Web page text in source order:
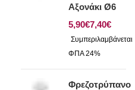
Αξονάκι Ø6
€
€
Φρεζοτρύπανο